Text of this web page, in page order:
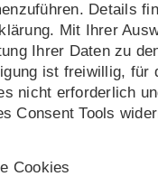
Details
Mit Ihrer
Ihrer Daten zu
ist freiwillig, für
nicht erforderlich
Consent Tools
Cookies